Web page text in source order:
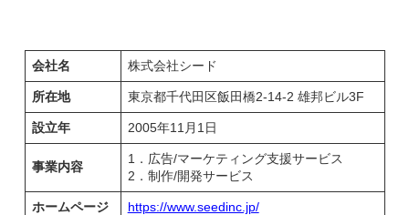
会社名 株式会社シード
所在地 東京都千代田区飯田橋2-14-2 雄邦ビル3F
設立年 2005年11月1日
事業内容
1．広告/マーケティング支援サービス
2．制作/開発サービス
ホームページ https://www.seedinc.jp/